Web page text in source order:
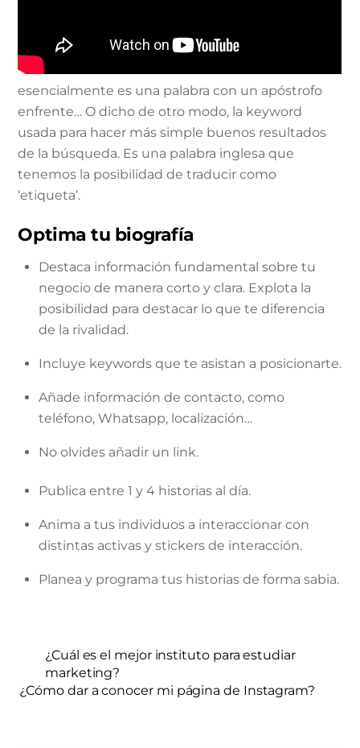
esencialmente es una palabra con un apóstrofo
enfrente… O dicho de otro modo, la keyword
usada para hacer más simple buenos resultados
de la búsqueda. Es una palabra inglesa que
tenemos la posibilidad de traducir como
‘etiqueta’.
Optima tu biografía
Destaca información fundamental sobre tu
negocio de manera corto y clara. Explota la
posibilidad para destacar lo que te diferencia
de la rivalidad.
Incluye keywords que te asistan a posicionarte.
Añade información de contacto, como
teléfono, Whatsapp, localización…
No olvides añadir un link.
Publica entre 1 y 4 historias al día.
Anima a tus individuos a interaccionar con
distintas activas y stickers de interacción.
Planea y programa tus historias de forma sabia.
¿Cuál es el mejor instituto para estudiar
marketing?
¿Cómo dar a conocer mi página de Instagram?